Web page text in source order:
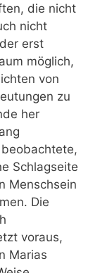
die nicht
nicht
erst
möglich,
von
zu
her
Schlagseite
Menschsein
Die
voraus,
Marias